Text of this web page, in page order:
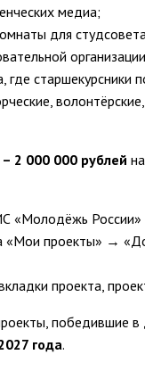
медиа;
для
где старшекурсники
2 000 000 рублей
«Молодёжь России»
«Мои проекты» →
проекта,
победившие
года.